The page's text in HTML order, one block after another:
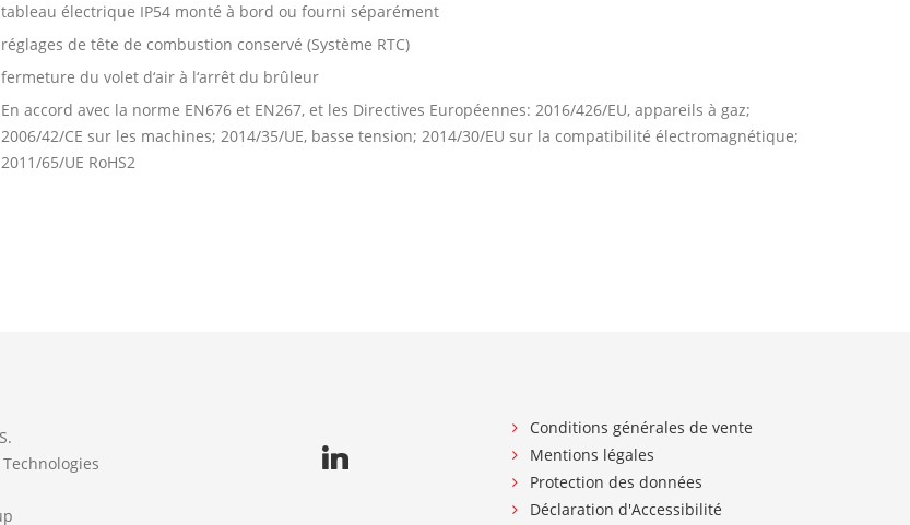
tableau électrique IP54 monté à bord ou fourni séparément
réglages de tête de combustion conservé (Système RTC)
fermeture du volet d‘air à l‘arrêt du brûleur
En accord avec la norme EN676 et EN267, et les Directives Européennes: 2016/426/EU, appareils à gaz;
2006/42/CE sur les machines; 2014/35/UE, basse tension; 2014/30/EU sur la compatibilité électromagnétique;
2011/65/UE RoHS2
Conditions générales de vente
Mentions légales
Protection des données
Déclaration d'Accessibilité